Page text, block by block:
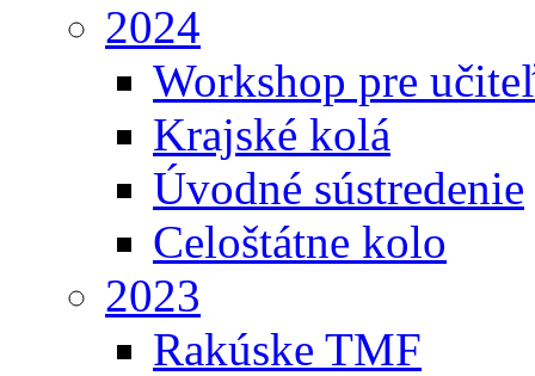
2024
Workshop pre
Krajské kolá
Úvodné sústredenie
Celoštátne kolo
2023
Rakúske TMF